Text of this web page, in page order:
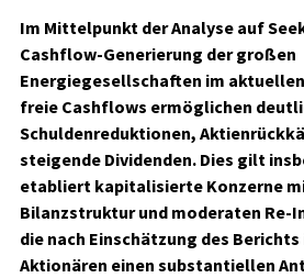
Im Mittelpunkt der Analyse auf
Cashflow-Generierung der großen
Energiegesellschaften im
freie Cashflows ermöglichen
Schuldenreduktionen,
steigende Dividenden. Dies gilt
etabliert kapitalisierte Konzerne
Bilanzstruktur und moderaten
die nach Einschätzung des Berichts
Aktionären einen substantiellen